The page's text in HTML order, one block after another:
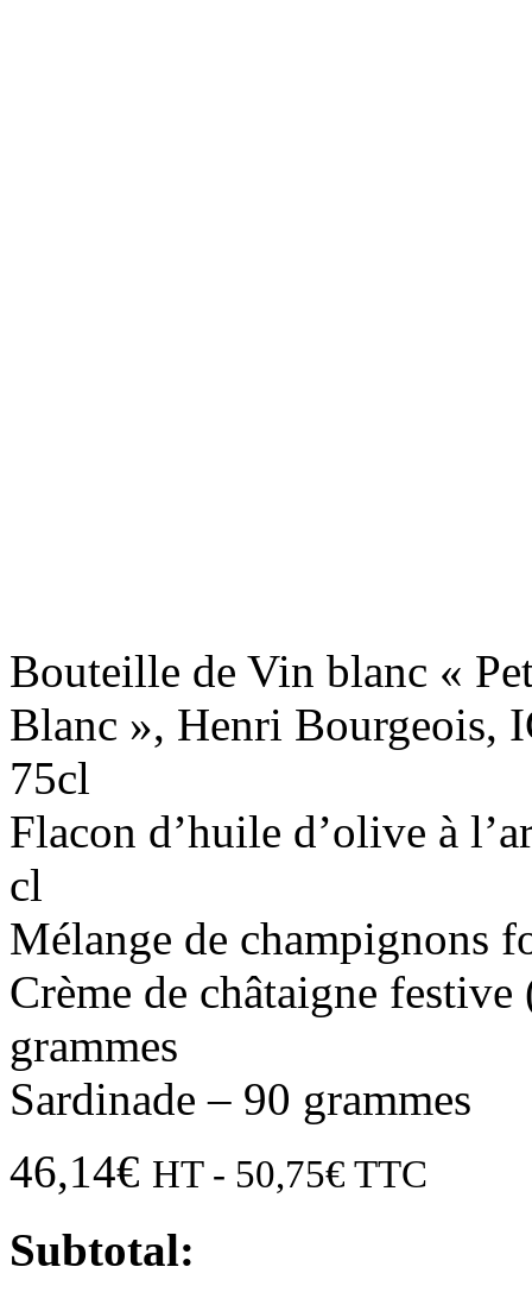
Bouteille de Vin blanc «
Blanc », Henri Bourgeois,
75cl
Flacon d’huile d’olive à
cl
Mélange de champignons
Crème de châtaigne
grammes
Sardinade – 90 grammes
46,14€ HT - 50,75€ TTC
Subtotal: